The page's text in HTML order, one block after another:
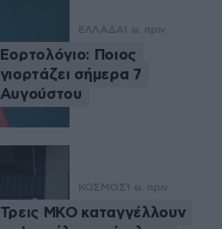
ΕΛΛΑΔΑ 1 ω. πριν
Εορτολόγιο: Ποιος
γιορτάζει σήμερα 7
Αυγούστου
ΚΟΣΜΟΣ 1 ω. πριν
Τρεις ΜΚΟ καταγγέλλουν